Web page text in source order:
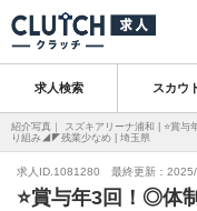
求人検索 スカウ
紹介写真｜ スズキアリーナ浦和 | ⭐賞
り組み◢◤残業少なめ | 埼玉県
求人ID.1081280 最終更新：
⭐賞与年3回！◎体